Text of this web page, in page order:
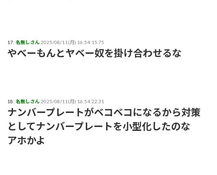
17: 名無しさん2025/08/11(月) 16:54:15.75
やべーもんとヤベー奴を掛け合わせるな
18: 名無しさん2025/08/11(月) 16:54:22.31
ナンバープレートがベコベコになるから対策
としてナンバープレートを小型化したのな
アホかよ